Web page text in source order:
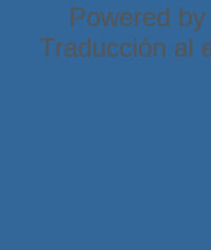
Powered by
Traducción al